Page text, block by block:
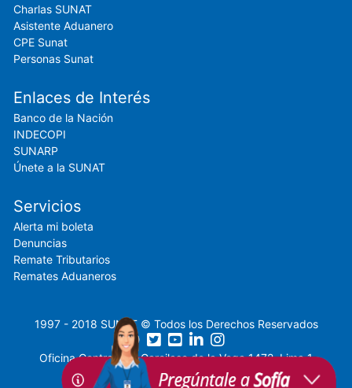
Charlas SUNAT
Asistente Aduanero
CPE Sunat
Personas Sunat
Enlaces de Interés
Banco de la Nación
INDECOPI
SUNARP
Únete a la SUNAT
Servicios
Alerta mi boleta
Denuncias
Remate Tributarios
Remates Aduaneros
1997 - 2018 SUNAT © Todos los Derechos Reservados
Oficina Central: Av. Garcilaso de la Vega 1472, Lima 1